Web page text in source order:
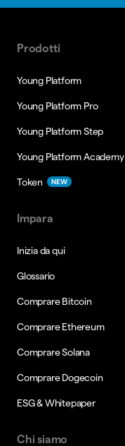
Prodotti
Young Platform
Young Platform Pro
Young Platform Step
Young Platform Academy
Token NEW
Impara
Inizia da qui
Glossario
Comprare Bitcoin
Comprare Ethereum
Comprare Solana
Comprare Dogecoin
ESG & Whitepaper
Chi siamo